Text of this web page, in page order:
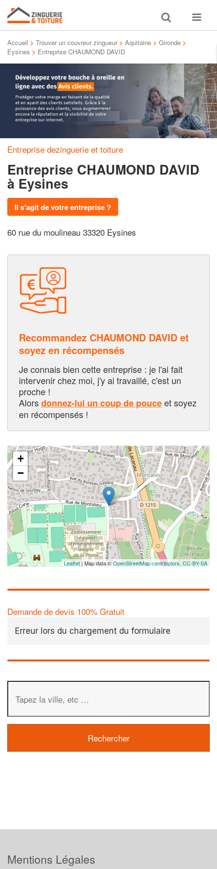
Toggle
search
Toggle
Accueil > Trouver un couvreur zingueur > Aquitaine > Gironde >
Eysines > Entreprise CHAUMOND DAVID
Entreprise dezinguerie et toiture
Entreprise CHAUMOND DAVID
à Eysines
Il s'agit de votre entreprise ?
60 rue du moulineau 33320 Eysines
Recommandez CHAUMOND DAVID et
soyez en récompensés
Je connais bien cette entreprise : je l'ai fait
intervenir chez moi, j'y ai travaillé, c'est un
proche !
Alorsdonnez-lui un coup de pouceet soyez
en récompensés !
+
−
Leaflet | Map data ©OpenStreetMap contributors, CC-BY-SA
Demande de devis 100% Gratuit
Erreur lors du chargement du formulaire
Mentions Légales